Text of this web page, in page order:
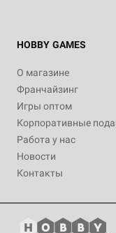
HOBBY GAMES
О магазине
Франчайзинг
Игры оптом
Корпоративные
Работа у нас
Новости
Контакты